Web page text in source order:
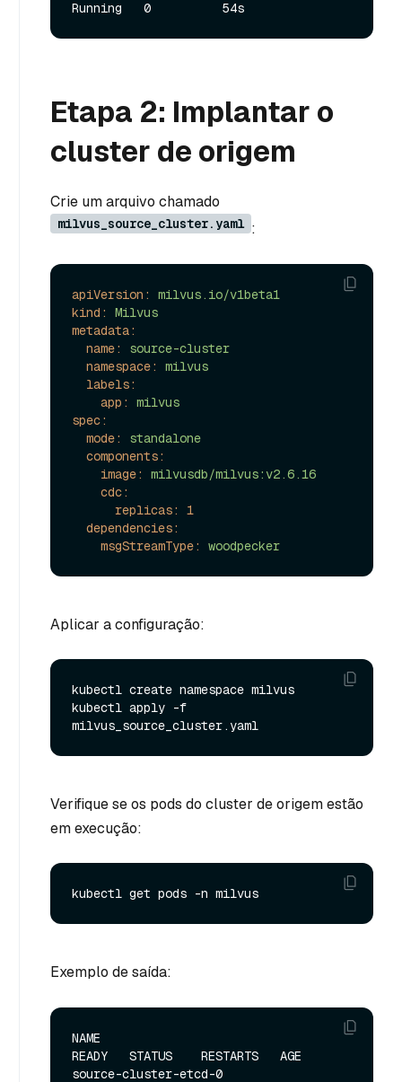
Etapa 2: Implantar o
cluster de origem
Crie um arquivo chamado
milvus_source_cluster.yaml :
apiVersion:
milvus.io/v1beta1
kind:
Milvus
metadata:
name:
source-cluster
namespace:
milvus
labels:
app:
milvus
spec:
mode:
standalone
components:
image:
milvusdb/milvus:v2.6.16
cdc:
replicas:
1
dependencies:
msgStreamType:
woodpecker
Aplicar a configuração:
kubectl create namespace milvus
kubectl apply -f
Verifique se os pods do cluster de origem estão
em execução:
Exemplo de saída:
NAME
READY   STATUS    RESTARTS   AGE
source-cluster-etcd-0